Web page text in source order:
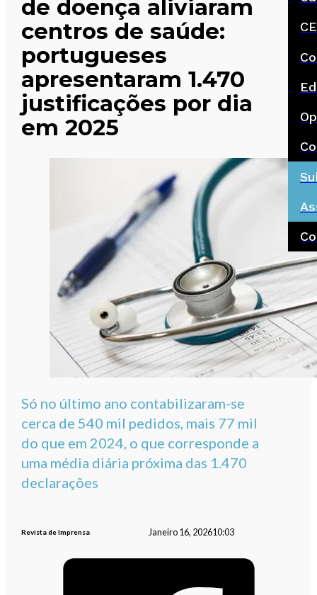
de doença aliviaram
centros de saúde:
portugueses
apresentaram 1.470
justificações por dia
em 2025
Só no último ano contabilizaram-se
cerca de 540 mil pedidos, mais 77 mil
do que em 2024, o que corresponde a
uma média diária próxima das 1.470
declarações
Revista de Imprensa Janeiro 16, 202610:03